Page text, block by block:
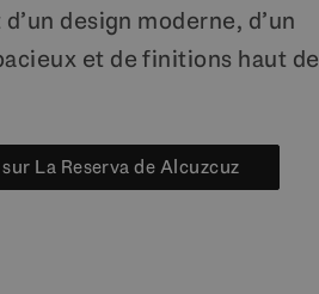
design moderne, d’un
et de finitions haut de
La Reserva de Alcuzcuz